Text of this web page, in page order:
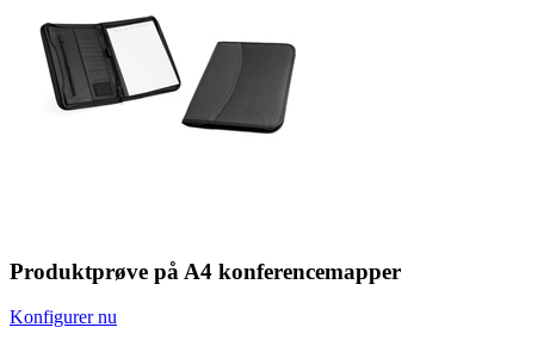
Produktprøve på A4 konferencemapper
Konfigurer nu